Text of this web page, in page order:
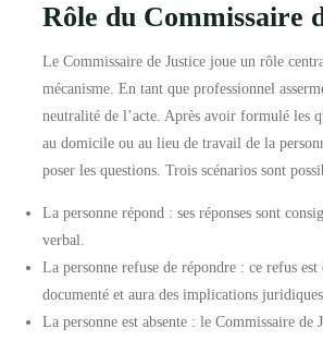
Rôle du Commissaire
Le Commissaire de Justice joue un rôle
mécanisme. En tant que professionnel
neutralité de l’acte. Après avoir formulé les
au domicile ou au lieu de travail de la
poser les questions. Trois scénarios sont
La personne répond : ses réponses sont
verbal.
La personne refuse de répondre : ce refus est
documenté et aura des implications
La personne est absente : le Commissaire de